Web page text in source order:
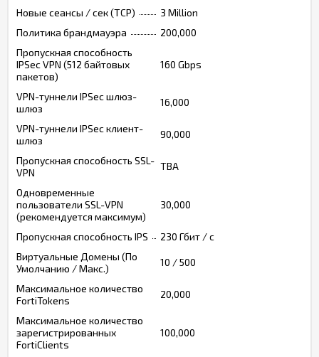
Новые сеансы / сек (TCP)
3 Million
Политика брандмауэра
200,000
Пропускная способность
IPSec VPN (512 байтовых
пакетов)
160 Gbps
VPN-туннели IPSec шлюз-
шлюз
16,000
VPN-туннели IPSec клиент-
шлюз
90,000
Пропускная способность SSL-
VPN
TBA
Одновременные
пользователи SSL-VPN
(рекомендуется максимум)
30,000
Пропускная способность IPS
230 Гбит / с
Виртуальные Домены (По
Умолчанию / Макс.)
10 / 500
Максимальное количество
FortiTokens
20,000
Максимальное количество
зарегистрированных
FortiClients
100,000